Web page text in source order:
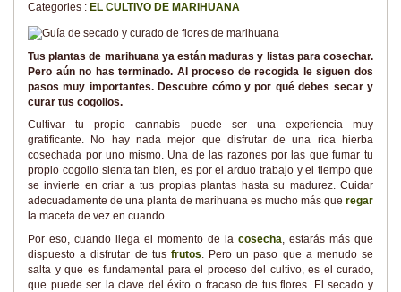
Categories : EL CULTIVO DE MARIHUANA
Tus plantas de marihuana ya están maduras y listas para cosechar.
Pero aún no has terminado. Al proceso de recogida le siguen dos
pasos muy importantes. Descubre cómo y por qué debes secar y
curar tus cogollos.
Cultivar tu propio cannabis puede ser una experiencia muy
gratificante. No hay nada mejor que disfrutar de una rica hierba
cosechada por uno mismo. Una de las razones por las que fumar tu
propio cogollo sienta tan bien, es por el arduo trabajo y el tiempo que
se invierte en criar a tus propias plantas hasta su madurez. Cuidar
adecuadamente de una planta de marihuana es mucho más que regar
la maceta de vez en cuando.
Por eso, cuando llega el momento de la cosecha , estarás más que
dispuesto a disfrutar de tus frutos . Pero un paso que a menudo se
salta y que es fundamental para el proceso del cultivo, es el curado,
que puede ser la clave del éxito o fracaso de tus flores. El secado y